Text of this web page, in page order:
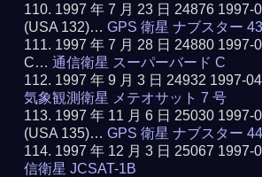
1997 年 7 月 23 日 24876 1997-
(USA 132)…GPS 衛星 ナブスター
1997 年 7 月 28 日 24880 1997-
C…通信衛星 スーパーバード C
1997 年 9 月 3 日 24932 1997-
気象観測衛星 メテオサット 7 号
1997 年 11 月 6 日 25030 1997-
(USA 135)…GPS 衛星 ナブスター
1997 年 12 月 3 日 25067
信衛星 JCSAT-1B